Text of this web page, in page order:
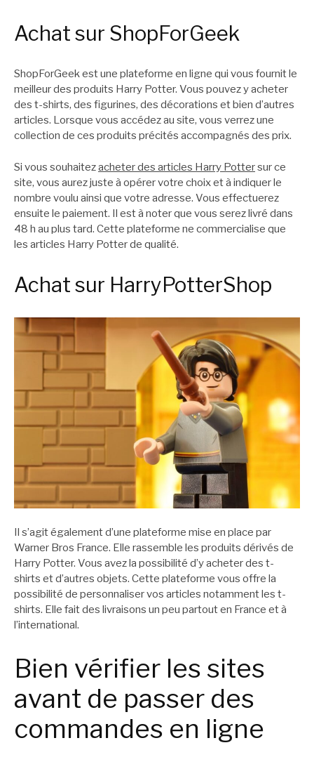
Achat sur ShopForGeek
ShopForGeek est une plateforme en ligne qui vous fournit le
meilleur des produits Harry Potter. Vous pouvez y acheter
des t-shirts, des figurines, des décorations et bien d’autres
articles. Lorsque vous accédez au site, vous verrez une
collection de ces produits précités accompagnés des prix.
Si vous souhaitezacheter des articles Harry Pottersur ce
site, vous aurez juste à opérer votre choix et à indiquer le
nombre voulu ainsi que votre adresse. Vous effectuerez
ensuite le paiement. Il est à noter que vous serez livré dans
48 h au plus tard. Cette plateforme ne commercialise que
les articles Harry Potter de qualité.
Achat sur HarryPotterShop
Il s’agit également d’une plateforme mise en place par
Warner Bros France. Elle rassemble les produits dérivés de
Harry Potter. Vous avez la possibilité d’y acheter des t-
shirts et d’autres objets. Cette plateforme vous offre la
possibilité de personnaliser vos articles notamment les t-
shirts. Elle fait des livraisons un peu partout en France et à
l’international.
Bien vérifier les sites
avant de passer des
commandes en ligne